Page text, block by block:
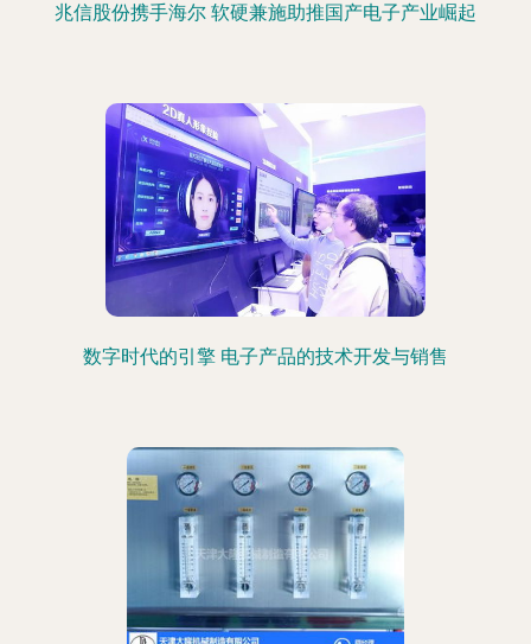
兆信股份携手海尔 软硬兼施助推国产电子产业崛起
数字时代的引擎 电子产品的技术开发与销售